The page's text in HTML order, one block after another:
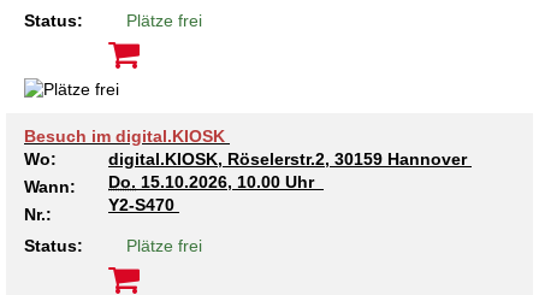
Status: Plätze frei
Besuch im digital.KIOSK
Wo:
digital.KIOSK, Röselerstr.2, 30159 Hannover
Wann:
Do. 15.10.2026, 10.00 Uhr
Nr.:
Y2-S470
Status: Plätze frei